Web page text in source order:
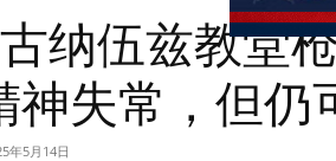
纳伍兹教堂
神失常，但仍
年5月14日